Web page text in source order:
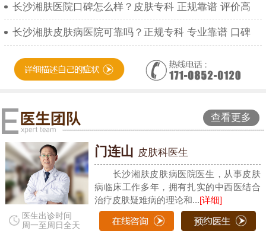
长沙湘肤医院口碑怎么样？皮肤专科 正规靠谱 评价高
长沙湘肤皮肤病医院可靠吗？正规专科 专业靠谱 口碑
查看更多
医生出诊时间
周一至周日全天
门连山 皮肤科医生
长沙湘肤皮肤病医院医生，从事皮肤
病临床工作多年，拥有扎实的中西医结合
治疗皮肤疑难病的理论和...[详细]